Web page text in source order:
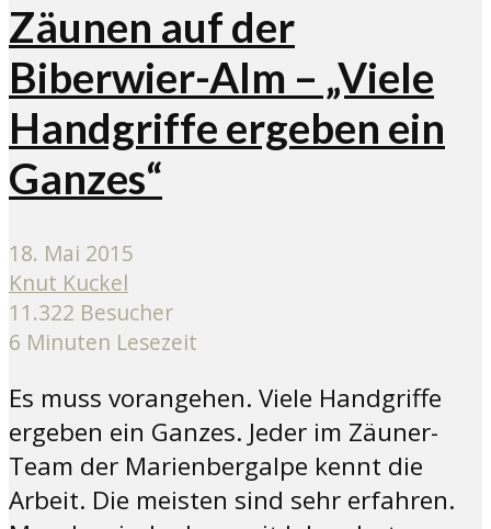
Zäunen auf der
Biberwier-Alm – „Viele
Handgriffe ergeben ein
Ganzes“
18. Mai 2015
Knut Kuckel
11.322 Besucher
6 Minuten Lesezeit
Es muss vorangehen. Viele Handgriffe
ergeben ein Ganzes. Jeder im Zäuner-
Team der Marienbergalpe kennt die
Arbeit. Die meisten sind sehr erfahren.